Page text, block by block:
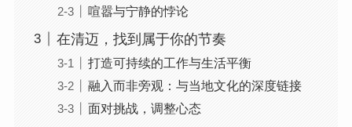
喧嚣与宁静的悖论
在清迈，找到属于你的节奏
打造可持续的工作与生活平衡
融入而非旁观：与当地文化的深度链接
面对挑战，调整心态